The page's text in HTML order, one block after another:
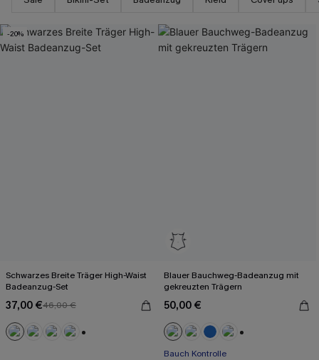
-20%
Schwarzes Breite Träger High-Waist
Badeanzug-Set
37,00 €46,00 €
Blauer Bauchweg-Badeanzug mit
gekreuzten Trägern
50,00 €
Bauch Kontrolle